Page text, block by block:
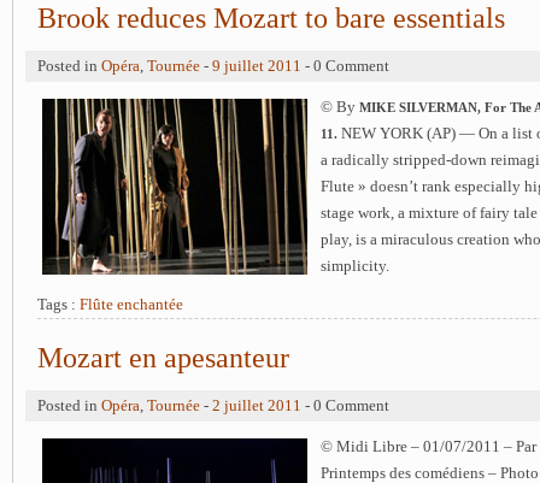
Brook reduces Mozart to bare essentials
Posted in Opéra, Tournée - 9 juillet 2011 - 0 Comment
© By MIKE SILVERMAN, For The
11. NEW YORK (AP) — On a list
a radically stripped-down
Flute » doesn’t rank especially
stage work, a mixture of fairy
play, is a miraculous creation
simplicity.
Tags : Flûte enchantée
Mozart en apesanteur
Posted in Opéra, Tournée - 2 juillet 2011 - 0 Comment
© Midi Libre – 01/07/2011 – Par
Printemps des comédiens –